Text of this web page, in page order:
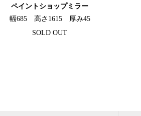
ペイントショップミラー
幅685 高さ1615 厚み45
SOLD OUT